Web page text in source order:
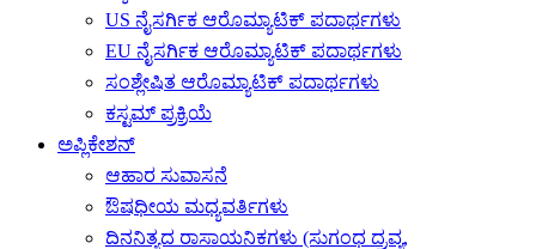
US ನೈಸರ್ಗಿಕ ಆರೊಮ್ಯಾಟಿಕ್ ಪದಾರ್ಥಗಳು
EU ನೈಸರ್ಗಿಕ ಆರೊಮ್ಯಾಟಿಕ್ ಪದಾರ್ಥಗಳು
ಸಂಶ್ಲೇಷಿತ ಆರೊಮ್ಯಾಟಿಕ್ ಪದಾರ್ಥಗಳು
ಕಸ್ಟಮ್ ಪ್ರಕ್ರಿಯೆ
ಅಪ್ಲಿಕೇಶನ್
ಆಹಾರ ಸುವಾಸನೆ
ಔಷಧೀಯ ಮಧ್ಯವರ್ತಿಗಳು
ದಿನನಿತ್ಯದ ರಾಸಾಯನಿಕಗಳು (ಸುಗಂಧ ದ್ರವ್ಯ,